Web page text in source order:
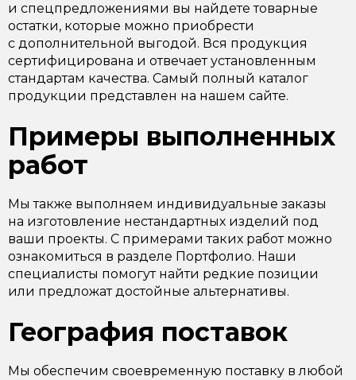
и спецпредложениями вы найдете товарные
остатки, которые можно приобрести
с дополнительной выгодой. Вся продукция
сертифицирована и отвечает установленным
стандартам качества. Самый полный каталог
продукции представлен на нашем сайте.
Примеры выполненных
работ
Мы также выполняем индивидуальные заказы
на изготовление нестандартных изделий под
ваши проекты. С примерами таких работ можно
ознакомиться в разделе Портфолио. Наши
специалисты помогут найти редкие позиции
или предложат достойные альтернативы.
География поставок
Мы обеспечим своевременную поставку в любой